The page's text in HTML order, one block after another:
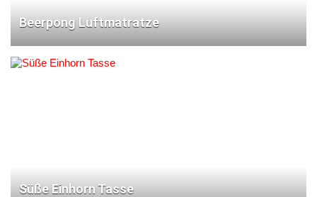
Beerpong Luftmatratze
Süße Einhorn Tasse